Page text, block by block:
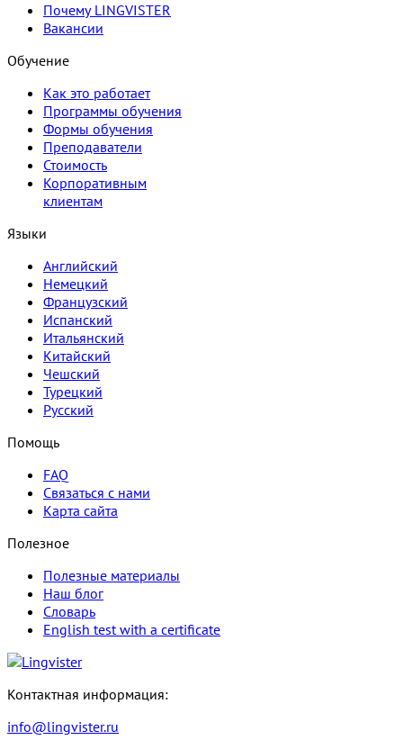
Почему LINGVISTER
Вакансии
Обучение
Как это работает
Программы обучения
Формы обучения
Преподаватели
Стоимость
Корпоративным
клиентам
Языки
Английский
Немецкий
Французский
Испанский
Итальянский
Китайский
Чешский
Турецкий
Русский
Помощь
FAQ
Связаться с нами
Карта сайта
Полезное
Полезные материалы
Наш блог
Словарь
English test with a certificate
Контактная информация:
info@lingvister.ru